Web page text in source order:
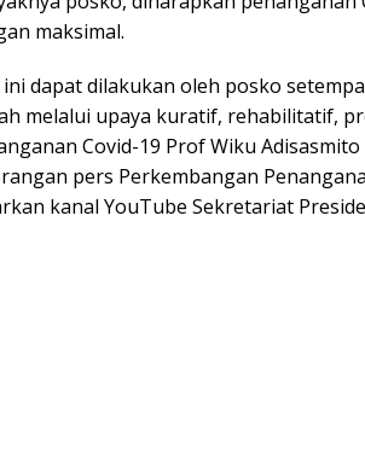
maksimal.
ini dapat dilakukan oleh posko
melalui upaya kuratif, rehabilitatif,
Covid-19 Prof Wiku
pers Perkembangan
kanal YouTube Sekretariat